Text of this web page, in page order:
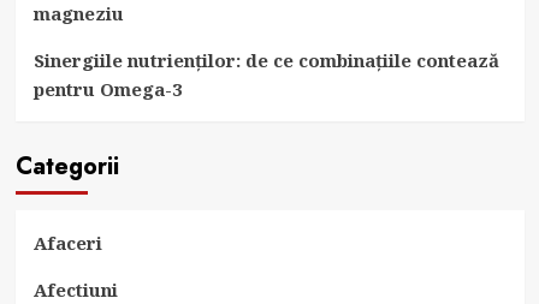
magneziu
Sinergiile nutrienților: de ce combinațiile contează
pentru Omega-3
Categorii
Afaceri
Afectiuni